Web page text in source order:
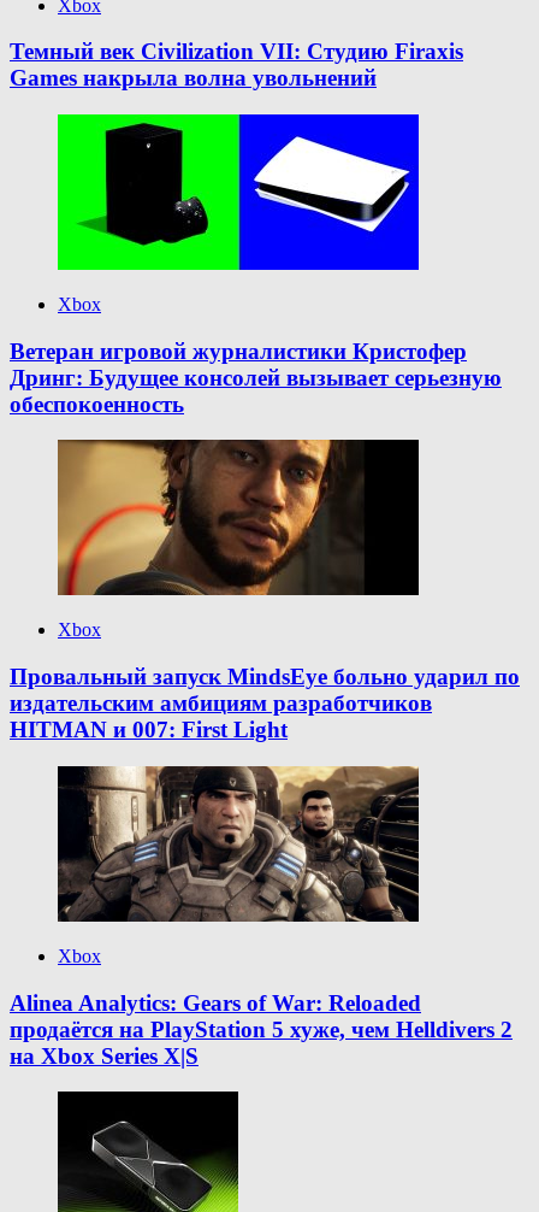
Xbox
Темный век Civilization VII: Студию Firaxis
Games накрыла волна увольнений
Xbox
Ветеран игровой журналистики Кристофер
Дринг: Будущее консолей вызывает серьезную
обеспокоенность
Xbox
Провальный запуск MindsEye больно ударил по
издательским амбициям разработчиков
HITMAN и 007: First Light
Xbox
Alinea Analytics: Gears of War: Reloaded
продаётся на PlayStation 5 хуже, чем Helldivers 2
на Xbox Series X|S